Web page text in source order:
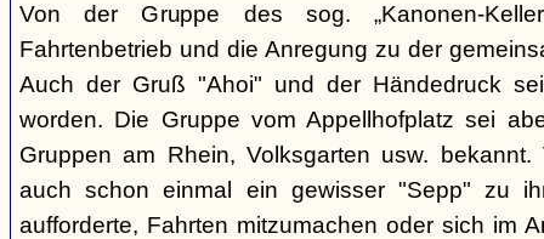
Von der Gruppe des sog. „Kanonen-
Fahrtenbetrieb und die Anregung zu der
Auch der Gruß "Ahoi" und der Händedruck
worden. Die Gruppe vom Appellhofplatz sei
Gruppen am Rhein, Volksgarten usw.
auch schon einmal ein gewisser "Sepp" zu
aufforderte, Fahrten mitzumachen oder sich im